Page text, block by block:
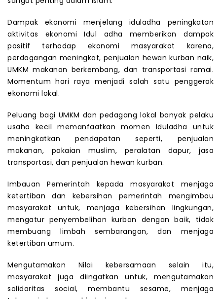
Dampak ekonomi menjelang iduladha peningkatan
aktivitas ekonomi Idul adha memberikan dampak
positif terhadap ekonomi masyarakat karena,
perdagangan meningkat, penjualan hewan kurban naik,
UMKM makanan berkembang, dan transportasi ramai.
Momentum hari raya menjadi salah satu penggerak
ekonomi lokal.
Peluang bagi UMKM dan pedagang lokal banyak pelaku
usaha kecil memanfaatkan momen Iduladha untuk
meningkatkan pendapatan seperti, penjualan
makanan, pakaian muslim, peralatan dapur, jasa
transportasi, dan penjualan hewan kurban.
Imbauan Pemerintah kepada masyarakat menjaga
ketertiban dan kebersihan pemerintah mengimbau
masyarakat untuk, menjaga kebersihan lingkungan,
mengatur penyembelihan kurban dengan baik, tidak
membuang limbah sembarangan, dan menjaga
ketertiban umum.
Mengutamakan Nilai kebersamaan selain itu,
masyarakat juga diingatkan untuk, mengutamakan
solidaritas social, membantu sesame, menjaga